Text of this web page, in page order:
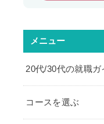
メニュー
20代/30代の就職ガ
コースを選ぶ